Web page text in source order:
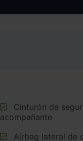
acompañante
Airbag lateral de